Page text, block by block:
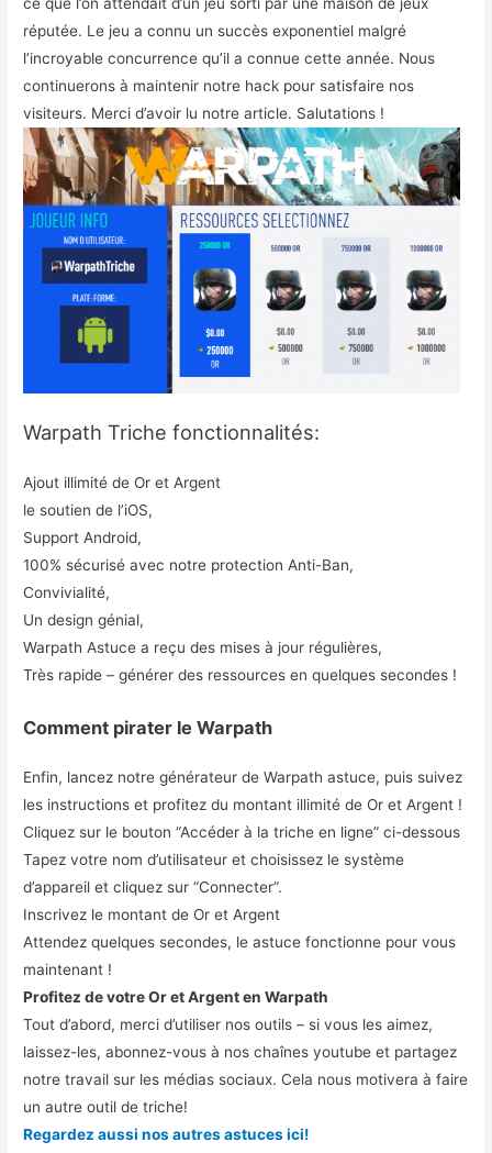
réputée. Le jeu a connu un succès exponentiel malgré
l’incroyable concurrence qu’il a connue cette année. Nous
continuerons à maintenir notre hack pour satisfaire nos
visiteurs. Merci d’avoir lu notre article. Salutations !
Warpath Triche fonctionnalités:
Ajout illimité de Or et Argent
le soutien de l’iOS,
Support Android,
100% sécurisé avec notre protection Anti-Ban,
Convivialité,
Un design génial,
Warpath Astuce a reçu des mises à jour régulières,
Très rapide – générer des ressources en quelques secondes !
Comment pirater le Warpath
Enfin, lancez notre générateur de Warpath astuce, puis suivez
les instructions et profitez du montant illimité de Or et Argent !
Cliquez sur le bouton “Accéder à la triche en ligne” ci-dessous
Tapez votre nom d’utilisateur et choisissez le système
d’appareil et cliquez sur “Connecter”.
Inscrivez le montant de Or et Argent
Attendez quelques secondes, le astuce fonctionne pour vous
maintenant !
Profitez de votre Or et Argent en Warpath
Tout d’abord, merci d’utiliser nos outils – si vous les aimez,
laissez-les, abonnez-vous à nos chaînes youtube et partagez
notre travail sur les médias sociaux. Cela nous motivera à faire
un autre outil de triche!
Regardez aussi nos autres astuces ici!